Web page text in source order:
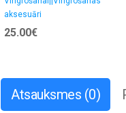
aksesuāri
25.00€
Atsauksmes (0)